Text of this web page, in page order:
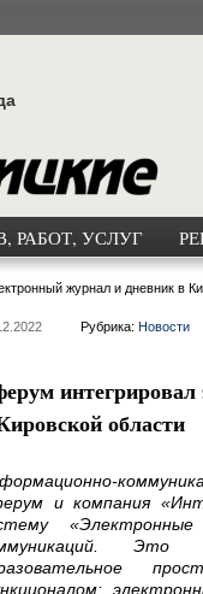
РАБОТ, УСЛУГ
журнал и дневник в
Рубрика: Новости
области
и компания
Это